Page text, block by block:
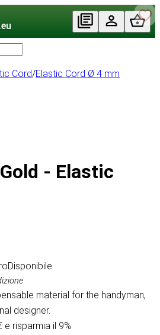
.eu
Cord/Elastic Cord Ø 4 mm
- Elastic
Disponibile
material for the handyman,
designer.
risparmia il 9%